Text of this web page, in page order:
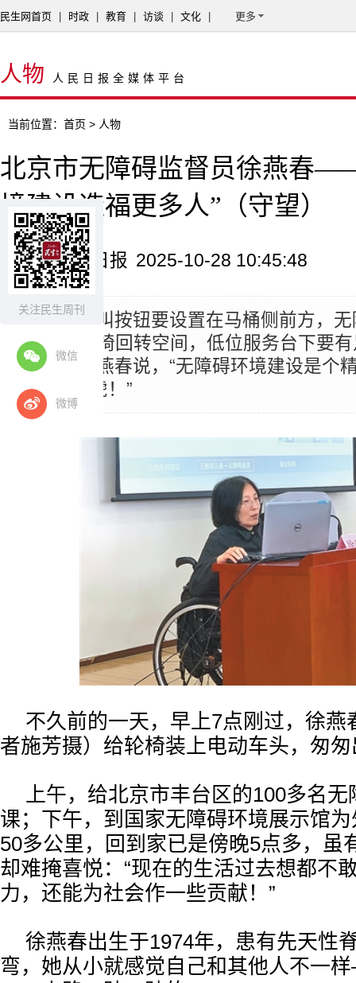
关注民生周刊
微信
微博
民生网首页 时政 教育 访谈 文化 更多
人物 人民日报全媒体平台
当前位置： 首页 > 人物
北京市无障碍监督员徐燕春
境建设造福更多人”（守望）
来源：人民日报 2025-10-28 10:45:48
摘要：“呼叫按钮要设置在马桶侧前方，
1.5米的轮椅回转空间，低位服务台下要
间……”徐燕春说，“无障碍环境建设是个
都不能马虎！”
不久前的一天，早上7点刚过，徐燕
者施芳摄）给轮椅装上电动车头，匆
上午，给北京市丰台区的100多名
课；下午，到国家无障碍环境展示馆
50多公里，回到家已是傍晚5点多，虽
却难掩喜悦：“现在的生活过去想都不
力，还能为社会作一些贡献！”
徐燕春出生于1974年，患有先天性
弯，她从小就感觉自己和其他人不一